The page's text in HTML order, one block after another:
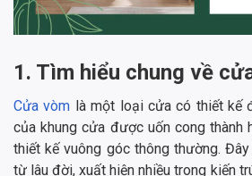
1. Tìm hiểu chung về
Cửa vòm là một loại cửa có thiết kế
của khung cửa được uốn cong thành
thiết kế vuông góc thông thường.
từ lâu đời, xuất hiện nhiều trong kiến